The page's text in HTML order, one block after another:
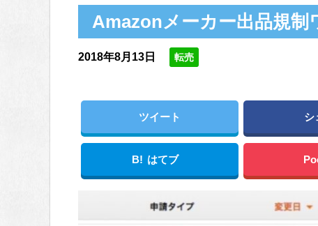
Amazonメーカー出品規制
2018年8月13日 転売
ツイート シ
B! はてブ